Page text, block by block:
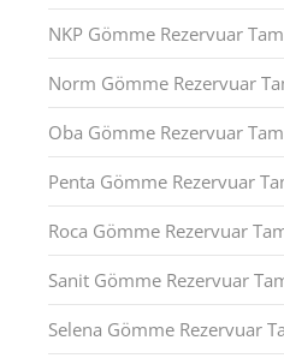
NKP Gömme Rezervuar
Norm Gömme Rezervuar
Oba Gömme Rezervuar
Penta Gömme Rezervuar
Roca Gömme Rezervuar
Sanit Gömme Rezervuar
Selena Gömme Rezervuar